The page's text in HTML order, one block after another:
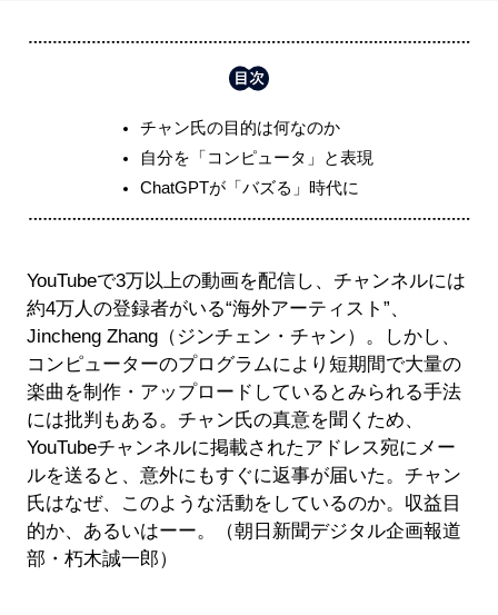
チャン氏の目的は何なのか
自分を「コンピュータ」と表現
ChatGPTが「バズる」時代に
YouTubeで3万以上の動画を配信し、チャンネルには
約4万人の登録者がいる“海外アーティスト”、
Jincheng Zhang（ジンチェン・チャン）。しかし、
コンピューターのプログラムにより短期間で大量の
楽曲を制作・アップロードしているとみられる手法
には批判もある。チャン氏の真意を聞くため、
YouTubeチャンネルに掲載されたアドレス宛にメー
ルを送ると、意外にもすぐに返事が届いた。チャン
氏はなぜ、このような活動をしているのか。収益目
的か、あるいはーー。（朝日新聞デジタル企画報道
部・朽木誠一郎）